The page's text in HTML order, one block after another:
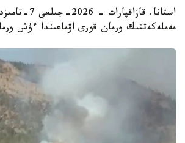
استانا.
مەملەكەتتىك ورمان قورى اۋماعىندا ءۇش